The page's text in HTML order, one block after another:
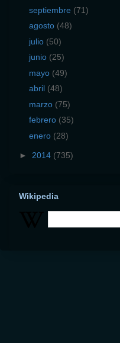
septiembre (71)
agosto (48)
julio (50)
junio (25)
mayo (49)
abril (48)
marzo (75)
febrero (35)
enero (28)
► 2014 (735)
Wikipedia